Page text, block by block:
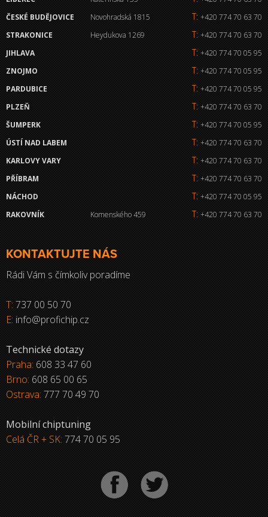
ČESKÉ BUDĚJOVICE
Novohradská 1815 T: +420 774 70 63 70
STRAKONICE
Heydukova 1269 T: +420 774 70 63 70
JIHLAVA
T: +420 774 70 05 95
ZNOJMO
T: +420 774 70 05 95
PARDUBICE
T: +420 774 70 05 95
PLZEŇ
T: +420 774 70 63 70
ŠUMPERK
T: +420 774 70 05 95
ÚSTÍ NAD LABEM
T: +420 774 70 63 70
KARLOVY VARY
T: +420 774 70 63 70
PŘÍBRAM
T: +420 774 70 63 70
NÁCHOD
T: +420 774 70 05 95
RAKOVNÍK
Komenského 459 T: +420 774 70 63 70
KONTAKTUJTE NÁS
Rádi Vám s čímkoliv poradíme
T: 737 00 50 70
E: info@profichip.cz
Technické dotazy
Praha: 608 33 47 60
Brno: 608 65 00 65
Ostrava: 777 70 49 70
Mobilní chiptuning
Celá ČR + SK: 774 70 05 95